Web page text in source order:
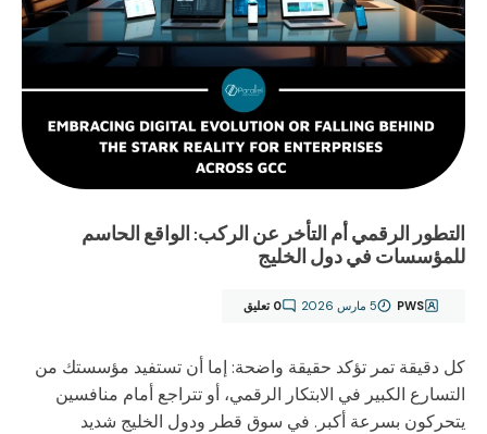
التطور الرقمي أم التأخر عن الركب: الواقع الحاسم
للمؤسسات في دول الخليج
PWS 5 مارس 2026 0 تعليق
كل دقيقة تمر تؤكد حقيقة واضحة: إما أن تستفيد مؤسستك من
التسارع الكبير في الابتكار الرقمي، أو تتراجع أمام منافسين
يتحركون بسرعة أكبر. في سوق قطر ودول الخليج شديد